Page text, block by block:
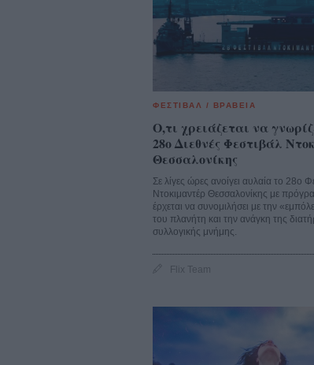
ΦΕΣΤΙΒΑΛ / ΒΡΑΒΕΙΑ
Ο,τι χρειάζεται να
28ο Διεθνές Φεστιβάλ
Θεσσαλονίκης
Σε λίγες ώρες ανοίγει αυλαία το 28ο
Ντοκιμαντέρ Θεσσαλονίκης με
έρχεται να συνομιλήσει με την
του πλανήτη και την ανάγκη της
συλλογικής μνήμης.
Flix Team